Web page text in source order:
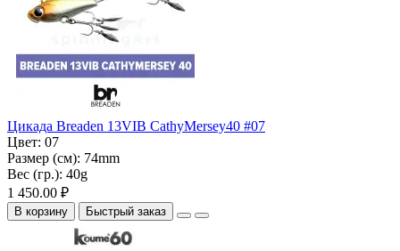
Цикада Breaden 13VIB CathyMersey40 #07
Цвет: 07
Размер (см): 74mm
Вес (гр.): 40g
1 450.00 ₽
В корзину Быстрый заказ